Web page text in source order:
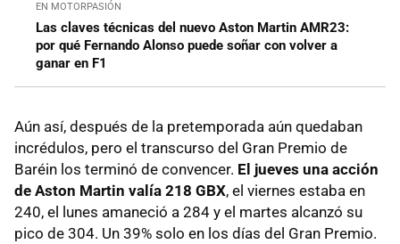
EN MOTORPASIÓN
Las claves técnicas del nuevo Aston Martin AMR23:
por qué Fernando Alonso puede soñar con volver a
ganar en F1
Aún así, después de la pretemporada aún quedaban
incrédulos, pero el transcurso del Gran Premio de
Baréin los terminó de convencer. El jueves una acción
de Aston Martin valía 218 GBX, el viernes estaba en
240, el lunes amaneció a 284 y el martes alcanzó su
pico de 304. Un 39% solo en los días del Gran Premio.